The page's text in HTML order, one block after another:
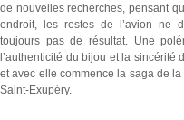
de nouvelles recherches, pensant
endroit, les restes de l’avion ne
toujours pas de résultat. Une
l’authenticité du bijou et la sincérité
et avec elle commence la saga de
Saint-Exupéry.